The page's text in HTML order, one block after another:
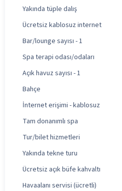
Yakında tüple dalış
Ücretsiz kablosuz internet
Bar/lounge sayısı - 1
Spa terapi odası/odaları
Açık havuz sayısı - 1
Bahçe
İnternet erişimi - kablosuz
Tam donanımlı spa
Tur/bilet hizmetleri
Yakında tekne turu
Ücretsiz açık büfe kahvaltı
Havaalanı servisi (ücretli)